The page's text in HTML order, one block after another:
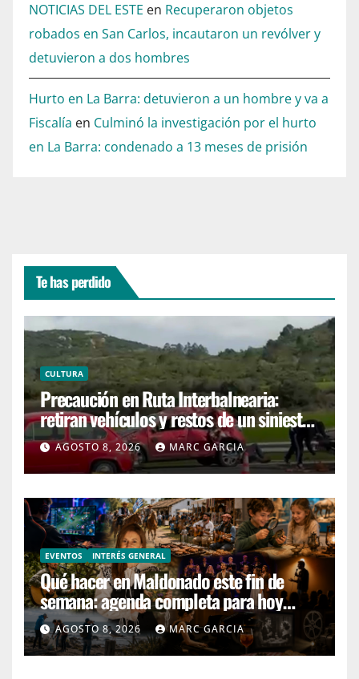
NOTICIAS DEL ESTE en Recuperaron objetos
robados en San Carlos, incautaron un revólver y
detuvieron a dos hombres
Hurto en La Barra: detuvieron a un hombre y va a
Fiscalía en Culminó la investigación por el hurto
en La Barra: condenado a 13 meses de prisión
Te has perdido
CULTURA
Precaución en Ruta Interbalnearia:
retiran vehículos y restos de un siniestro
en el kilómetro 99
AGOSTO 8, 2026 MARC GARCIA
EVENTOS INTERÉS GENERAL
Qué hacer en Maldonado este fin de
semana: agenda completa para hoy
sábado y mañana domingo
AGOSTO 8, 2026 MARC GARCIA